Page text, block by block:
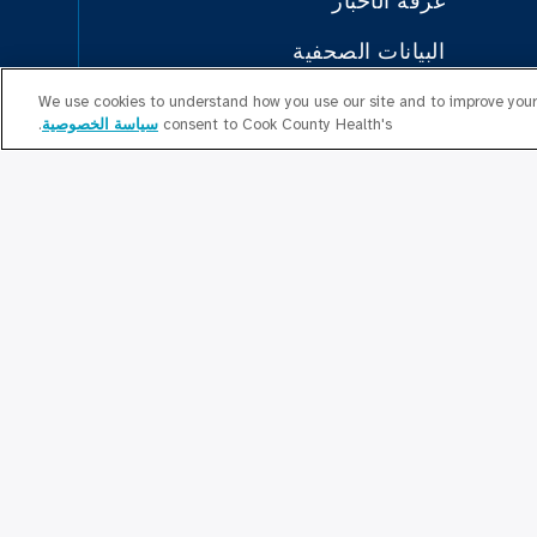
البيانات الصحفية
بودكاست
العلاقات المجتمعية
We use cookies to understand how you use our site and to improve
consent to Cook County Health's سياسة الخصوصية.